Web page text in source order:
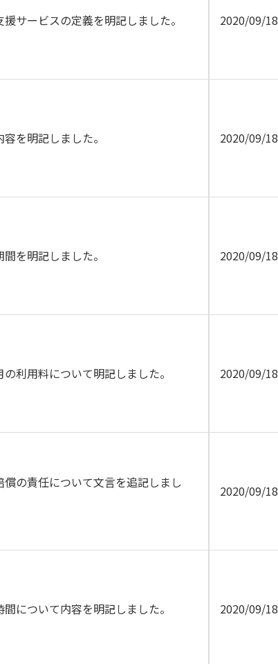
援サービスの定義を明記しました。 2020/09/18
を明記しました。 2020/09/18
間を明記しました。 2020/09/18
の利用料について明記しました。 2020/09/18
償の責任について文言を追記しまし
2020/09/18
間について内容を明記しました。 2020/09/18